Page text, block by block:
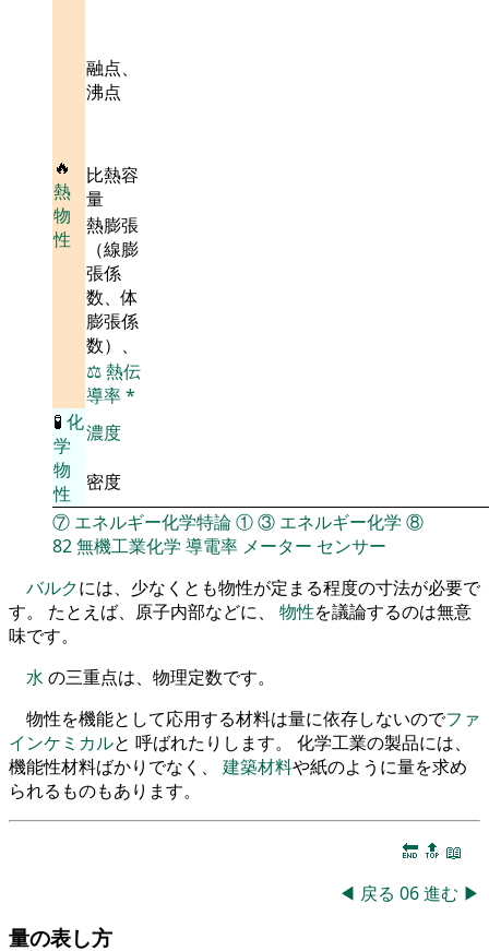
🔥
熱
物
性
融点、
沸点
比熱容
量
熱膨張
（線膨
張係
数、体
膨張係
数）、
⚖️熱伝
導率*
🧪 化
学
物
性
濃度
密度
⑦ エネルギー化学特論①③ エネルギー化学 ⑧
82無機工業化学 導電率 メーター センサー
バルクには、少なくとも物性が定まる程度の寸法が必要で
す。 たとえば、原子内部などに、 物性を議論するのは無意
味です。
水 の三重点は、物理定数です。
物性を機能として応用する材料は量に依存しないのでファ
インケミカルと 呼ばれたりします。 化学工業の製品には、
機能性材料ばかりでなく、 建築材料や紙のように量を求め
られるものもあります。
🔚 🔝 📖
◀ 戻る 06進む ▶
量の表し方